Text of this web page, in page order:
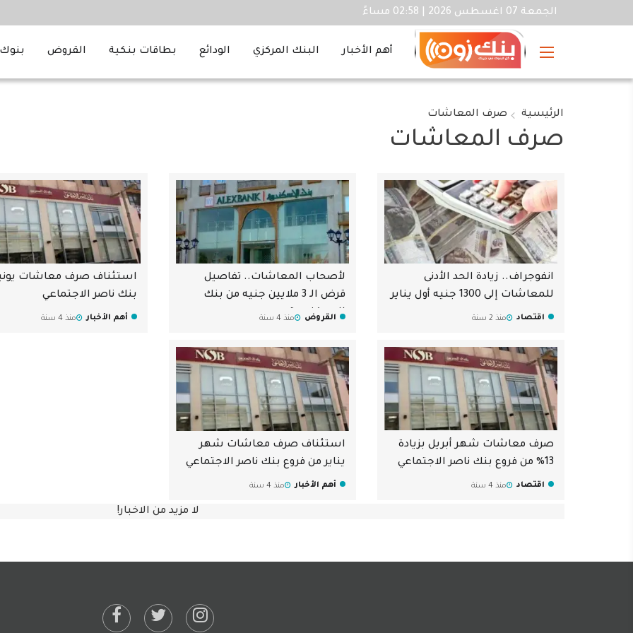
الجمعة 07 اغسطس 2026 | 02:58 مساءً
أهم الأخبار البنك المركزي الودائع بطاقات بنكية القروض
الرئيسية صرف المعاشات
صرف المعاشات
انفوجراف.. زيادة الحد الأدنى
للمعاشات إلى 1300 جنيه أول يناير
اقتصاد منذ 2 سنة
لأصحاب المعاشات.. تفاصيل
قرض الـ 3 ملايين جنيه من بنك
الإسكندرية
القروض منذ 4 سنة
استئناف صرف معاشات
بنك ناصر الاجتماعي
أهم الأخبار منذ 4 سنة
صرف معاشات شهر أبريل بزيادة
13% من فروع بنك ناصر الاجتماعي
اقتصاد منذ 4 سنة
استئناف صرف معاشات شهر
يناير من فروع بنك ناصر الاجتماعي
أهم الأخبار منذ 4 سنة
لا مزيد من الاخبار!